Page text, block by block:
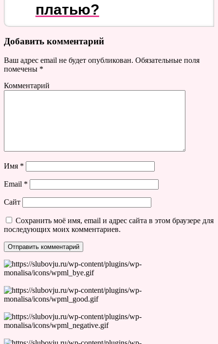
платью?
Добавить комментарий
Ваш адрес email не будет опубликован. Обязательные поля
помечены *
Комментарий
Имя *
Email *
Сайт
Сохранить моё имя, email и адрес сайта в этом браузере для
последующих моих комментариев.